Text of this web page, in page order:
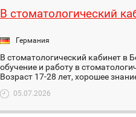
В стоматологический
Германия
В стоматологический кабинет в
обучение и работу в
Возраст 17-28 лет, хорошее
05.07.2026